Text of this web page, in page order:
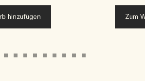
hinzufügen Zum